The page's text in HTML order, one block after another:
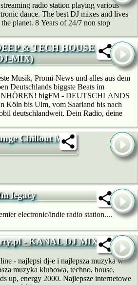
radio station playing various
dance. The best DJ mixes and lives
planet. 8 Years of 24/7 non stop
& TECH HOUSE
MIX)
Musik, Promi-News und alles aus dem
Deutschlands biggste Beats im
bigFM - DEUTSCHLANDS
Köln bis Ulm, vom Saarland bis nach
deutschlandweit. Dein Radio, deine
Chillout Mix
legacy
electronic/indie radio station....
- KANAL DJ MIXES
- najlepsi dj-e i najlepsza muzyka w
muzyka klubowa, techno, house,
up, energy 2000. Najlepsze internetowe